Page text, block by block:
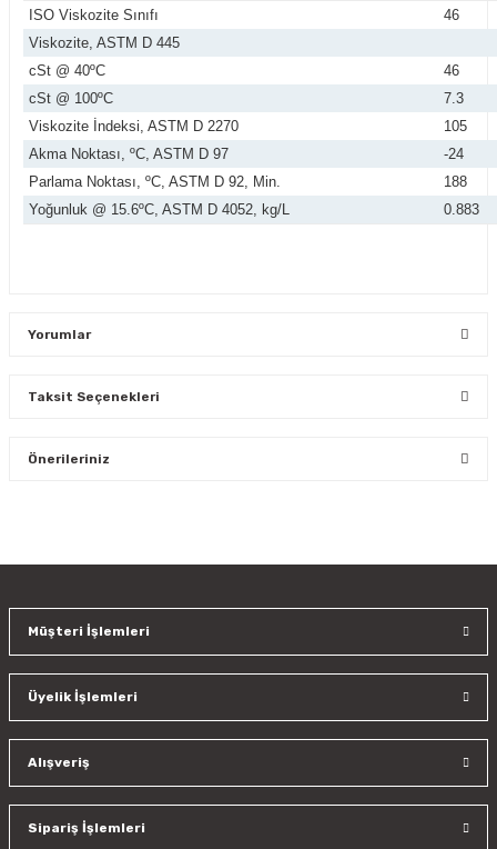
ISO Viskozite Sınıfı
46
Viskozite, ASTM D 445
cSt @ 40ºC
46
cSt @ 100ºC
7.3
Viskozite İndeksi, ASTM D 2270
105
Akma Noktası, ºC, ASTM D 97
-24
Parlama Noktası, ºC, ASTM D 92, Min.
188
Yoğunluk @ 15.6ºC, ASTM D 4052, kg/L
0.883
Yorumlar
Taksit Seçenekleri
Önerileriniz
Ürün resmi kalitesiz, bozuk veya görüntülenemiyor.
Ürün bilgilerinde hatalar bulunuyor.
Bu ürüne benzer farklı alternatifler olmalı.
Müşteri İşlemleri
Üyelik İşlemleri
Alışveriş
Sipariş İşlemleri